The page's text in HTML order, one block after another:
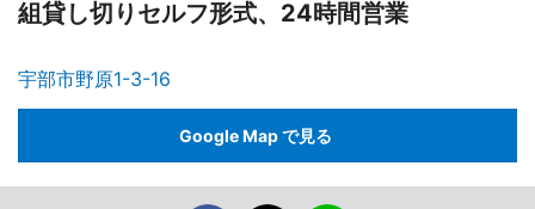
組貸し切りセルフ形式、24時間営業
宇部市野原1-3-16
Google Map で見る